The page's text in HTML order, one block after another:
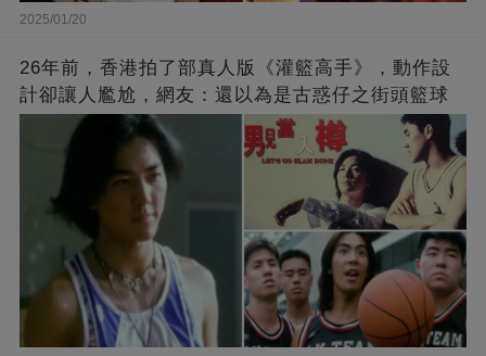
2025/01/20
26年前，香港拍了部真人版《灌籃高手》，動作設
計卻讓人尷尬，網友：還以為是古惑仔之街頭籃球